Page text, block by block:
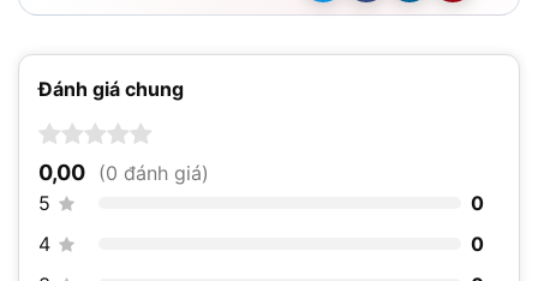
Đánh giá chung
0,00 (0 đánh giá)
5
0
4
0